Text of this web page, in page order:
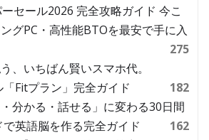
セール2026 完全攻略ガイド 今こ
グPC・高性能BTOを最安で手に入
275
、いちばん賢いスマホ代。
Fitプラン」完全ガイド
182
分かる・話せる」に変わる30日間
英語脳を作る完全ガイド
162